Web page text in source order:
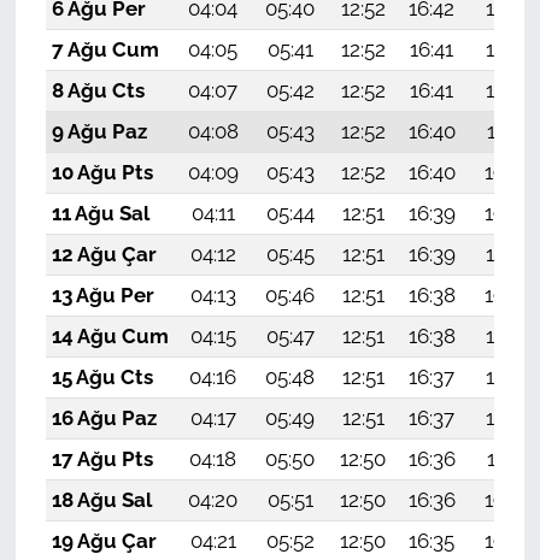
6 Ağu Per
04:04 05:40 12:52 16:42
19:54
7 Ağu Cum
04:05 05:41 12:52 16:41
19:53
8 Ağu Cts
04:07 05:42 12:52 16:41
19:52
9 Ağu Paz
04:08 05:43 12:52 16:40
19:51
10 Ağu Pts
04:09 05:43 12:52 16:40
19:50
11 Ağu Sal
04:11 05:44 12:51 16:39
19:49
12 Ağu Çar
04:12 05:45 12:51 16:39
19:47
13 Ağu Per
04:13 05:46 12:51 16:38
19:46
14 Ağu Cum
04:15 05:47 12:51 16:38
19:45
15 Ağu Cts
04:16 05:48 12:51 16:37
19:44
16 Ağu Paz
04:17 05:49 12:51 16:37
19:42
17 Ağu Pts
04:18 05:50 12:50 16:36
19:41
18 Ağu Sal
04:20 05:51 12:50 16:36
19:40
19 Ağu Çar
04:21 05:52 12:50 16:35
19:38